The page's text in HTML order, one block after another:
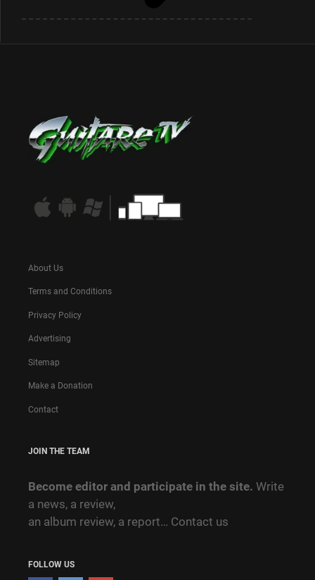
About Us
Terms and Conditions
Privacy Policy
Advertising
Sitemap
Make a Donation
Contact
JOIN THE TEAM
Become editor and participate in the site. Write
a news, a review,
an album review, a report… Contact us
FOLLOW US